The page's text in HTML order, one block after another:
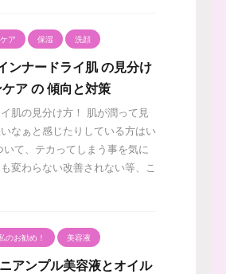
ア 保湿 洗顔
ンナードライ肌 の見分け
ア の 傾向と対策
肌の見分け方！ 肌が潤って見
なぁと感じたりしている方はい
いて、テカってしまう事を気に
変わらない改善されない等、こ
のお勧め！ 美容液
アンプル美容液とオイル